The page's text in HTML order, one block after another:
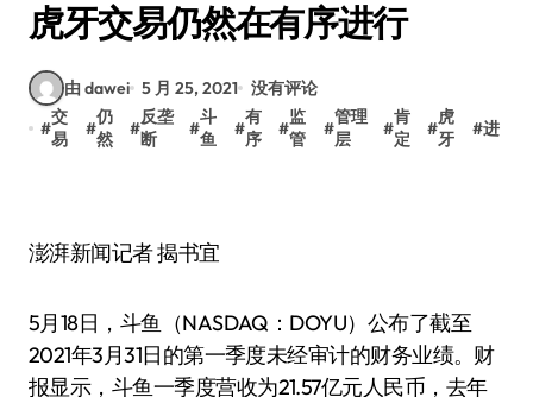
虎牙交易仍然在有序进行
由 dawei 5 月 25, 2021 没有评论
#
交
易
#
仍
然
#
反垄
断
#
斗
鱼
#
有
序
#
监
管
#
管理
层
#
肯
定
#
虎
牙
#进
澎湃新闻记者 揭书宜
5月18日，斗鱼（NASDAQ：DOYU）公布了截至
2021年3月31日的第一季度未经审计的财务业绩。财
报显示，斗鱼一季度营收为21.57亿元人民币，去年